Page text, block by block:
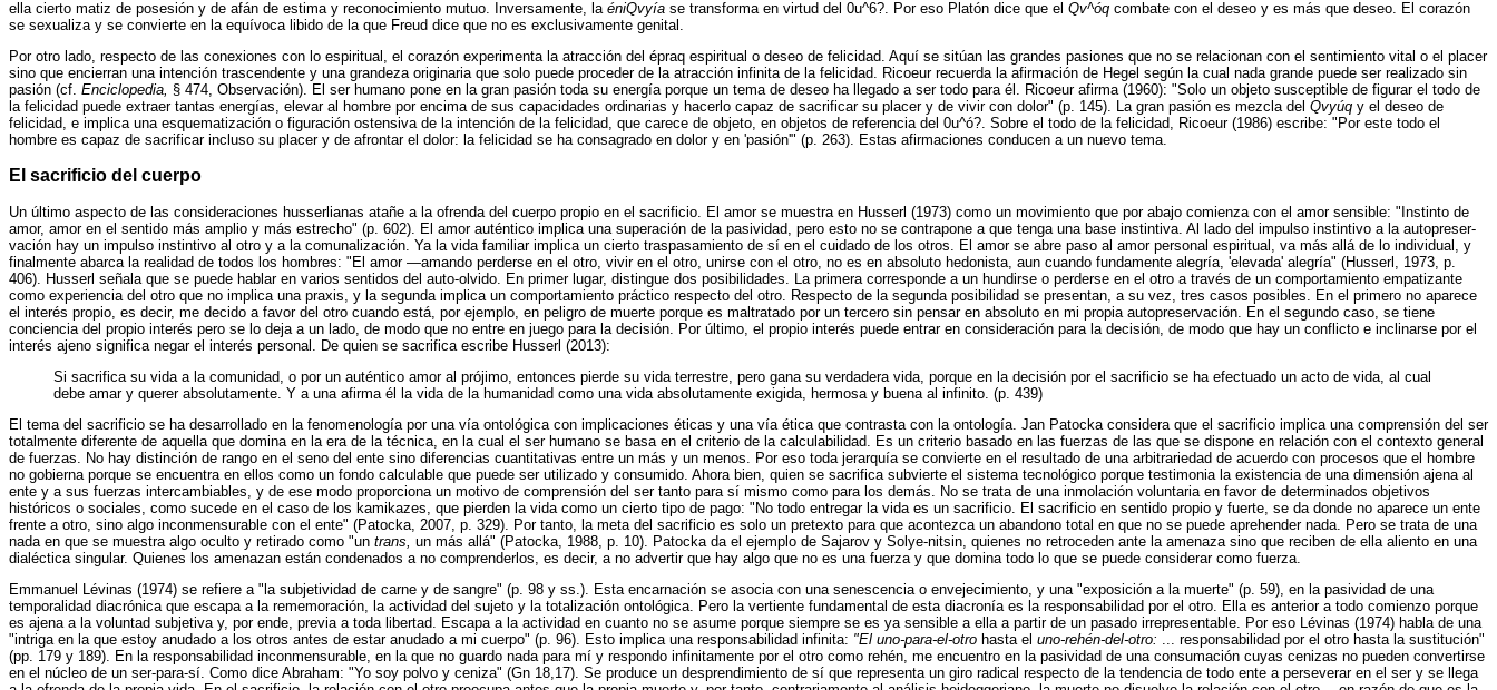
ella cierto matiz de posesión y de afán de estima y reconocimiento mutuo. Inversamente, la éniQvyía se transforma en virtud del 0u^6?. Por eso Platón dice que el Qv^óq combate con el deseo y es más que deseo. El corazón
se sexualiza y se convierte en la equívoca libido de la que Freud dice que no es exclusivamente genital.
Por otro lado, respecto de las conexiones con lo espiritual, el corazón experimenta la atracción del épraq espiritual o deseo de felicidad. Aquí se sitúan las grandes pasiones que no se relacionan con el sentimiento vital o el placer
sino que encierran una intención trascendente y una grandeza originaria que solo puede proceder de la atracción infinita de la felicidad. Ricoeur recuerda la afirmación de Hegel según la cual nada grande puede ser realizado sin
pasión (cf. Enciclopedia, § 474, Observación). El ser humano pone en la gran pasión toda su energía porque un tema de deseo ha llegado a ser todo para él. Ricoeur afirma (1960): "Solo un objeto susceptible de figurar el todo de
la felicidad puede extraer tantas energías, elevar al hombre por encima de sus capacidades ordinarias y hacerlo capaz de sacrificar su placer y de vivir con dolor" (p. 145). La gran pasión es mezcla del Qvyúq y el deseo de
felicidad, e implica una esquematización o figuración ostensiva de la intención de la felicidad, que carece de objeto, en objetos de referencia del 0u^ó?. Sobre el todo de la felicidad, Ricoeur (1986) escribe: "Por este todo el
hombre es capaz de sacrificar incluso su placer y de afrontar el dolor: la felicidad se ha consagrado en dolor y en 'pasión'" (p. 263). Estas afirmaciones conducen a un nuevo tema.
El sacrificio del cuerpo
Un último aspecto de las consideraciones husserlianas atañe a la ofrenda del cuerpo propio en el sacrificio. El amor se muestra en Husserl (1973) como un movimiento que por abajo comienza con el amor sensible: "Instinto de
amor, amor en el sentido más amplio y más estrecho" (p. 602). El amor auténtico implica una superación de la pasividad, pero esto no se contrapone a que tenga una base instintiva. Al lado del impulso instintivo a la autopreser-
vación hay un impulso instintivo al otro y a la comunalización. Ya la vida familiar implica un cierto traspasamiento de sí en el cuidado de los otros. El amor se abre paso al amor personal espiritual, va más allá de lo individual, y
finalmente abarca la realidad de todos los hombres: "El amor —amando perderse en el otro, vivir en el otro, unirse con el otro, no es en absoluto hedonista, aun cuando fundamente alegría, 'elevada' alegría" (Husserl, 1973, p.
406). Husserl señala que se puede hablar en varios sentidos del auto-olvido. En primer lugar, distingue dos posibilidades. La primera corresponde a un hundirse o perderse en el otro a través de un comportamiento empatizante
como experiencia del otro que no implica una praxis, y la segunda implica un comportamiento práctico respecto del otro. Respecto de la segunda posibilidad se presentan, a su vez, tres casos posibles. En el primero no aparece
el interés propio, es decir, me decido a favor del otro cuando está, por ejemplo, en peligro de muerte porque es maltratado por un tercero sin pensar en absoluto en mi propia autopreservación. En el segundo caso, se tiene
conciencia del propio interés pero se lo deja a un lado, de modo que no entre en juego para la decisión. Por último, el propio interés puede entrar en consideración para la decisión, de modo que hay un conflicto e inclinarse por el
interés ajeno significa negar el interés personal. De quien se sacrifica escribe Husserl (2013):
Si sacrifica su vida a la comunidad, o por un auténtico amor al prójimo, entonces pierde su vida terrestre, pero gana su verdadera vida, porque en la decisión por el sacrificio se ha efectuado un acto de vida, al cual
debe amar y querer absolutamente. Y a una afirma él la vida de la humanidad como una vida absolutamente exigida, hermosa y buena al infinito. (p. 439)
El tema del sacrificio se ha desarrollado en la fenomenología por una vía ontológica con implicaciones éticas y una vía ética que contrasta con la ontología. Jan Patocka considera que el sacrificio implica una comprensión del ser
totalmente diferente de aquella que domina en la era de la técnica, en la cual el ser humano se basa en el criterio de la calculabilidad. Es un criterio basado en las fuerzas de las que se dispone en relación con el contexto general
de fuerzas. No hay distinción de rango en el seno del ente sino diferencias cuantitativas entre un más y un menos. Por eso toda jerarquía se convierte en el resultado de una arbitrariedad de acuerdo con procesos que el hombre
no gobierna porque se encuentra en ellos como un fondo calculable que puede ser utilizado y consumido. Ahora bien, quien se sacrifica subvierte el sistema tecnológico porque testimonia la existencia de una dimensión ajena al
ente y a sus fuerzas intercambiables, y de ese modo proporciona un motivo de comprensión del ser tanto para sí mismo como para los demás. No se trata de una inmolación voluntaria en favor de determinados objetivos
históricos o sociales, como sucede en el caso de los kamikazes, que pierden la vida como un cierto tipo de pago: "No todo entregar la vida es un sacrificio. El sacrificio en sentido propio y fuerte, se da donde no aparece un ente
frente a otro, sino algo inconmensurable con el ente" (Patocka, 2007, p. 329). Por tanto, la meta del sacrificio es solo un pretexto para que acontezca un abandono total en que no se puede aprehender nada. Pero se trata de una
nada en que se muestra algo oculto y retirado como "un trans, un más allá" (Patocka, 1988, p. 10). Patocka da el ejemplo de Sajarov y Solye-nitsin, quienes no retroceden ante la amenaza sino que reciben de ella aliento en una
dialéctica singular. Quienes los amenazan están condenados a no comprenderlos, es decir, a no advertir que hay algo que no es una fuerza y que domina todo lo que se puede considerar como fuerza.
Emmanuel Lévinas (1974) se refiere a "la subjetividad de carne y de sangre" (p. 98 y ss.). Esta encarnación se asocia con una senescencia o envejecimiento, y una "exposición a la muerte" (p. 59), en la pasividad de una
temporalidad diacrónica que escapa a la rememoración, la actividad del sujeto y la totalización ontológica. Pero la vertiente fundamental de esta diacronía es la responsabilidad por el otro. Ella es anterior a todo comienzo porque
es ajena a la voluntad subjetiva y, por ende, previa a toda libertad. Escapa a la actividad en cuanto no se asume porque siempre se es ya sensible a ella a partir de un pasado irrepresentable. Por eso Lévinas (1974) habla de una
"intriga en la que estoy anudado a los otros antes de estar anudado a mi cuerpo" (p. 96). Esto implica una responsabilidad infinita: "El uno-para-el-otro hasta el uno-rehén-del-otro: ... responsabilidad por el otro hasta la sustitución"
(pp. 179 y 189). En la responsabilidad inconmensurable, en la que no guardo nada para mí y respondo infinitamente por el otro como rehén, me encuentro en la pasividad de una consumación cuyas cenizas no pueden convertirse
en el núcleo de un ser-para-sí. Como dice Abraham: "Yo soy polvo y ceniza" (Gn 18,17). Se produce un desprendimiento de sí que representa un giro radical respecto de la tendencia de todo ente a perseverar en el ser y se llega